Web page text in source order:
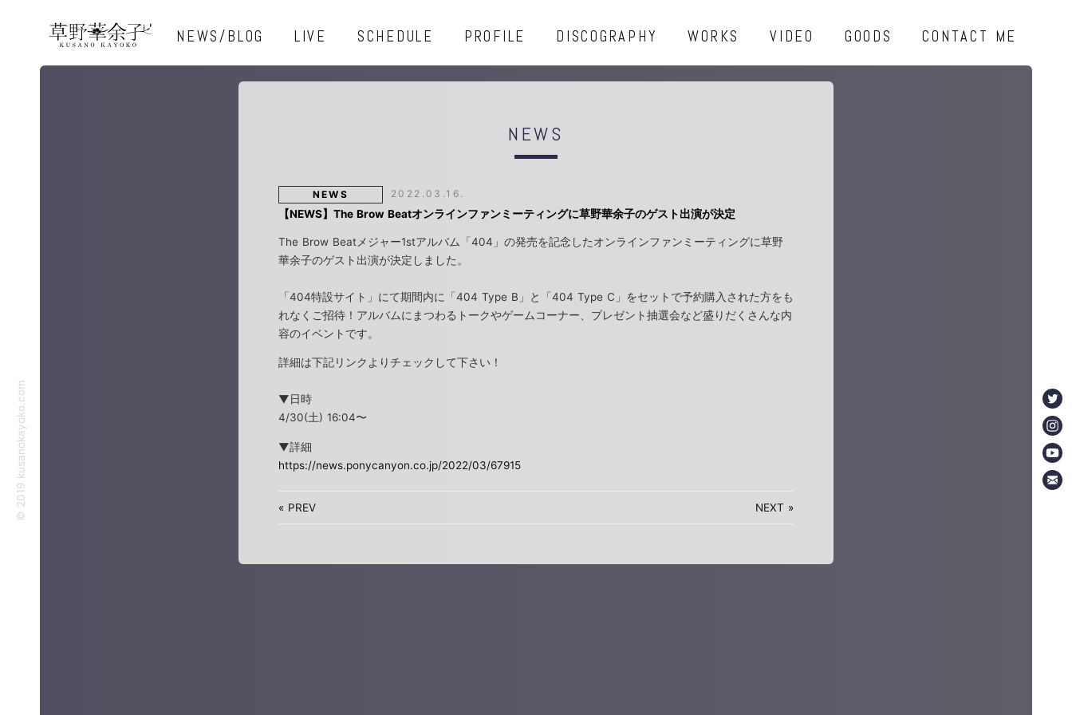
NEWS/BLOG LIVE SCHEDULE PROFILE DISCOGRAPHY WORKS VIDEO GOODS CONTACT ME
NEWS
NEWS 2022.03.16.
【NEWS】The Brow Beatオンラインファンミーティングに草野華余子のゲスト出演が決定
The Brow Beatメジャー1stアルバム「404」の発売を記念したオンラインファンミーティングに草野
華余子のゲスト出演が決定しました。
「404特設サイト」にて期間内に「404 Type B」と「404 Type C」をセットで予約購入された方をも
れなくご招待！アルバムにまつわるトークやゲームコーナー、プレゼント抽選会など盛りだくさんな内
容のイベントです。
詳細は下記リンクよりチェックして下さい！
▼日時
4/30(土) 16:04〜
▼詳細
https://news.ponycanyon.co.jp/2022/03/67915
« PREV NEXT »
©︎ 2019 kusanokayoko.com